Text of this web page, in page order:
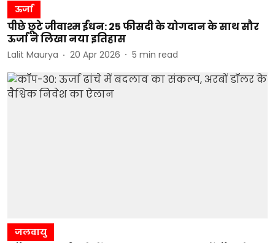
ऊर्जा
पीछे छूटे जीवाश्म ईंधन: 25 फीसदी के योगदान के साथ सौर
ऊर्जा ने लिखा नया इतिहास
Lalit Maurya 20 Apr 2026 5 min read
जलवायु